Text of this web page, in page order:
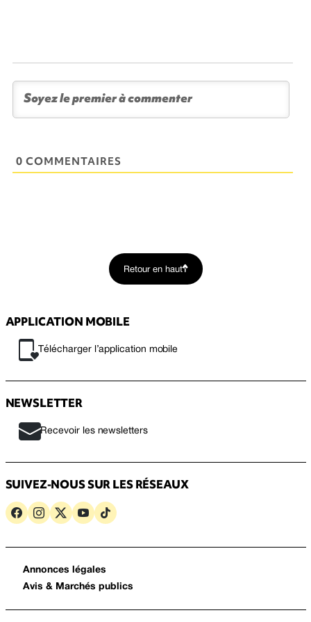
0 COMMENTAIRES
Retour en haut
APPLICATION MOBILE
Télécharger l’application mobile
NEWSLETTER
Recevoir les newsletters
SUIVEZ-NOUS SUR LES RÉSEAUX
Annonces légales
Avis & Marchés publics